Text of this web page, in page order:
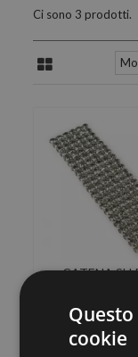
Ci sono 3 prodotti.
CATENA SU
SS20(5MM)
€12,28
cookie